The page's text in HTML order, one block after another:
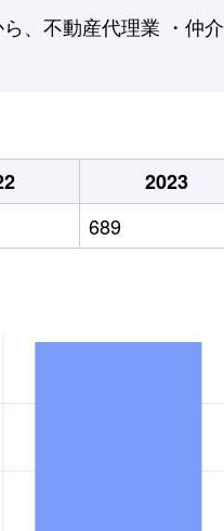
ら、不動産代理業 ・仲介
2023
689